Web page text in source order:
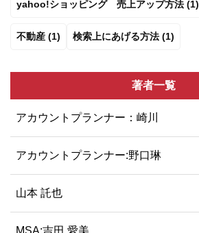
yahoo!ショッピング 売上アップ方法 (1)
不動産 (1) 検索上にあげる方法 (1)
著者一覧
アカウントプランナー：崎川
アカウントプランナー:野口琳
山本 託也
MSA:吉田 愛美